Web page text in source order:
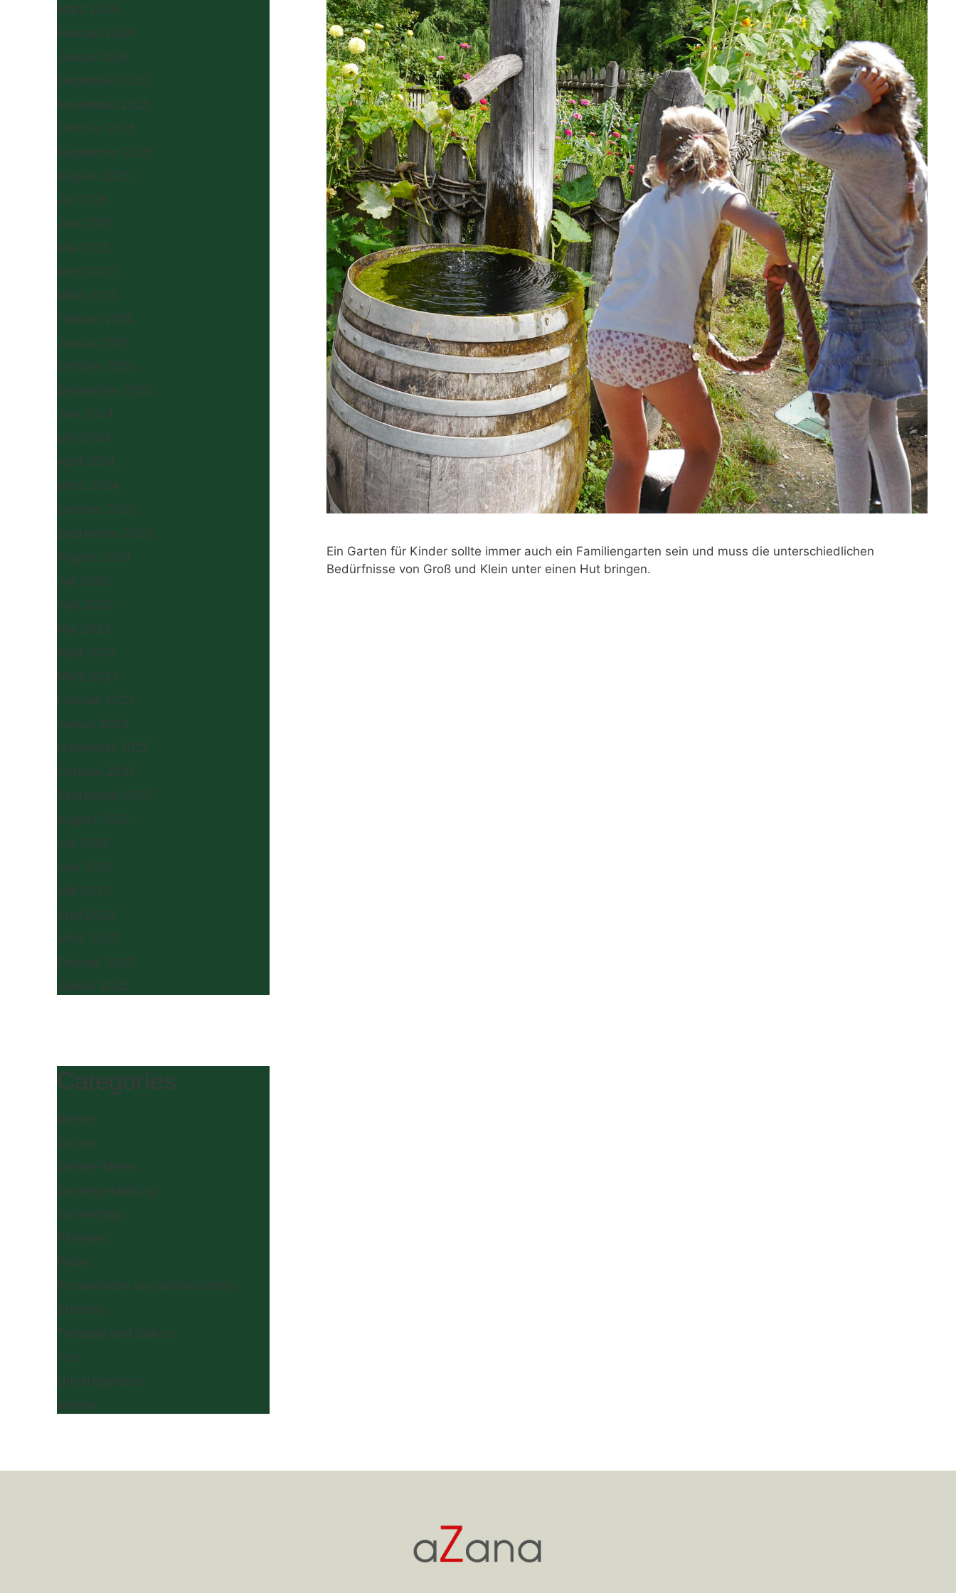
Ein Garten für Kinder sollte immer auch ein Familiengarten sein und muss die unterschiedlichen
Bedürfnisse von Groß und Klein unter einen Hut bringen.
März 2026
Februar 2026
Januar 2026
Dezember 2025
November 2025
Oktober 2025
September 2025
August 2025
Juli 2025
Juni 2025
Mai 2025
April 2025
März 2025
Februar 2025
Januar 2025
Oktober 2024
September 2024
Juni 2024
Mai 2024
April 2024
März 2024
Oktober 2023
September 2023
August 2023
Juli 2023
Juni 2023
Mai 2023
April 2023
März 2023
Februar 2023
Januar 2023
November 2022
Oktober 2022
September 2022
August 2022
Juli 2022
Juni 2022
Mai 2022
April 2022
März 2022
Februar 2022
Januar 2022
Categories
Bienen
Garten
Garten-Ideen
Gartengestaltung
Gartentipps
Pflanzen
Reise
Romantische und wilde Gärten
Stauden
Terrasse und Balkon
Top
Uncategorized
wasser